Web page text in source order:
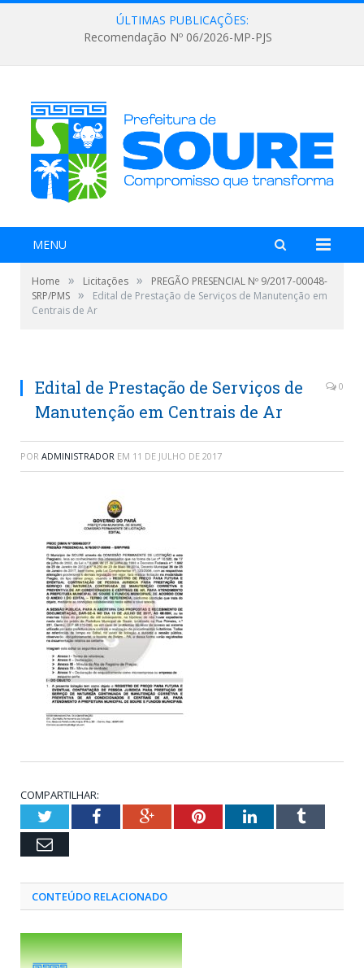
ÚLTIMAS PUBLICAÇÕES:
Recomendação Nº 06/2026-MP-PJS
MENU
Home » Licitações »
PREGÃO PRESENCIAL Nº 9/2017-00048-
SRP/PMS »
Edital de Prestação de Serviços de Manutenção em
Centrais de Ar
Edital de Prestação de Serviços de
Manutenção em Centrais de Ar
0
POR ADMINISTRADOR EM 11 DE JULHO DE 2017
COMPARTILHAR:
TwitterFacebookGoogle+PinterestLinkedInTumblr
Email
CONTEÚDO RELACIONADO